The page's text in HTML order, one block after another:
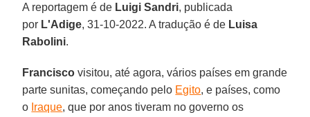
A reportagem é de Luigi Sandri, publicada
por L'Adige, 31-10-2022. A tradução é de Luisa
Rabolini.
Francisco visitou, até agora, vários países em grande
parte sunitas, começando pelo Egito, e países, como
o Iraque, que por anos tiveram no governo os